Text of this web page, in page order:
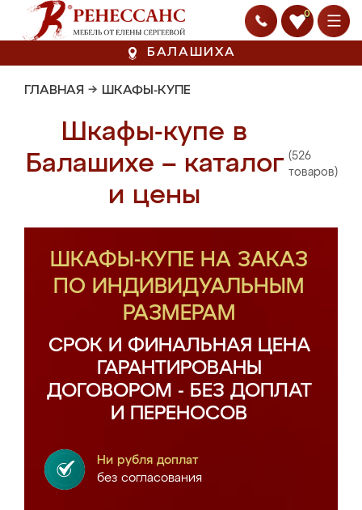
0
БАЛАШИХА
ГЛАВНАЯ → ШКАФЫ-КУПЕ
Шкафы-купе в
Балашихе – каталог
и цены
(526
товаров)
ШКАФЫ-КУПЕ НА ЗАКАЗ
ПО ИНДИВИДУАЛЬНЫМ
РАЗМЕРАМ
СРОК И ФИНАЛЬНАЯ ЦЕНА
ГАРАНТИРОВАНЫ
ДОГОВОРОМ - БЕЗ ДОПЛАТ
И ПЕРЕНОСОВ
Ни рубля доплат
без согласования